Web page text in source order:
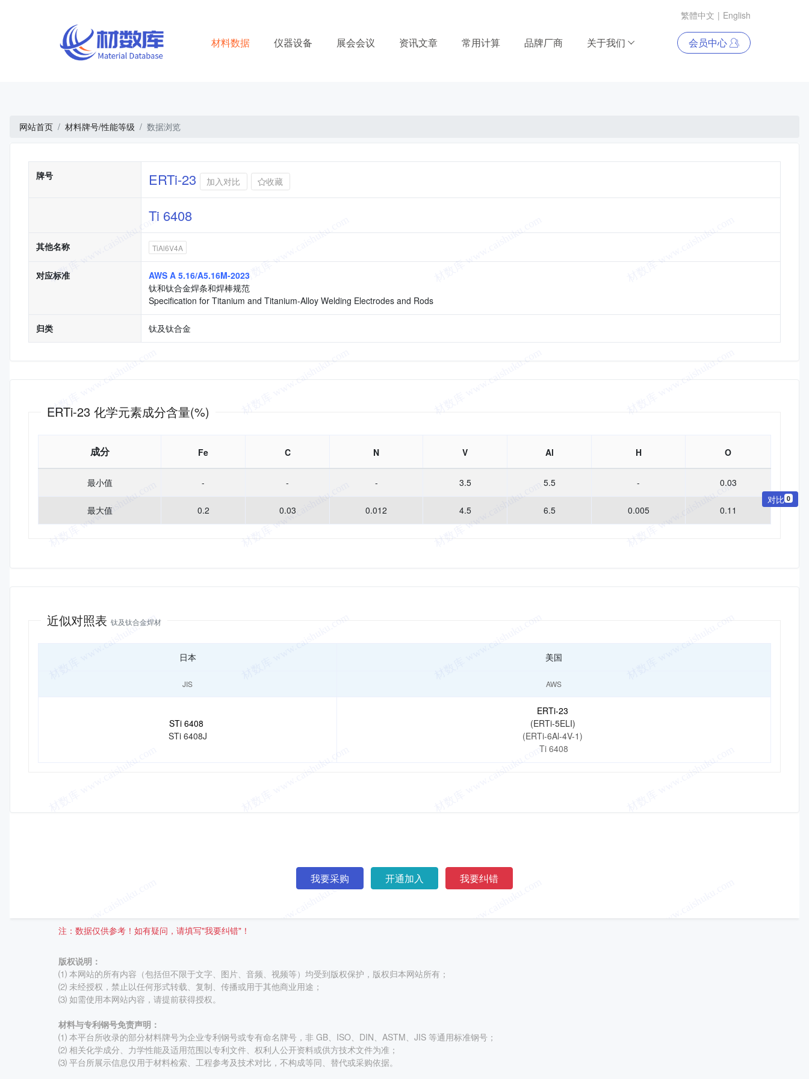
繁體中文 | English
材料数据 仪器设备 展会会议 资讯文章 常用计算 品牌厂商 关于我们 会员中心
网站首页 材料牌号/性能等级 数据浏览
牌号 ERTi-23 加入对比 收藏
Ti 6408
其他名称 TiAl6V4A
对应标准
AWS A 5.16/A5.16M-2023
钛和钛合金焊条和焊棒规范
Specification for Titanium and Titanium-Alloy Welding Electrodes and Rods
归类 钛及钛合金
ERTi-23 化学元素成分含量(%)
成分 Fe C N V Al H O
最小值 - - - 3.5 5.5 - 0.03
最大值 0.2 0.03 0.012 4.5 6.5 0.005 0.11
近似对照表 钛及钛合金焊材
日本 美国
JIS AWS
STi 6408
STi 6408J
ERTi-23
(ERTi-5ELI)
(ERTi-6Al-4V-1)
Ti 6408
我要采购 开通加入 我要纠错
注：数据仅供参考！如有疑问，请填写"我要纠错"！
版权说明：
⑴ 本网站的所有内容（包括但不限于文字、图片、音频、视频等）均受到版权保护，版权归本网站所有；
⑵ 未经授权，禁止以任何形式转载、复制、传播或用于其他商业用途；
⑶ 如需使用本网站内容，请提前获得授权。
材料与专利钢号免责声明：
⑴ 本平台所收录的部分材料牌号为企业专利钢号或专有命名牌号，非 GB、ISO、DIN、ASTM、JIS 等通用标准钢号；
⑵ 相关化学成分、力学性能及适用范围以专利文件、权利人公开资料或供方技术文件为准；
⑶ 平台所展示信息仅用于材料检索、工程参考及技术对比，不构成等同、替代或采购依据。
对比 0